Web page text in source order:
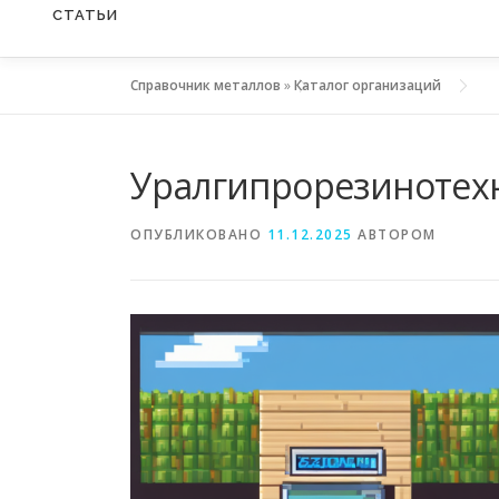
СТАТЬИ
Справочник металлов »Каталог организаций
ОПУБЛИКОВАНО 11.12.2025 АВТОРОМ